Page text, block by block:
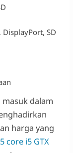
DisplayPort, SD
dalam
harga yang
core i5 GTX